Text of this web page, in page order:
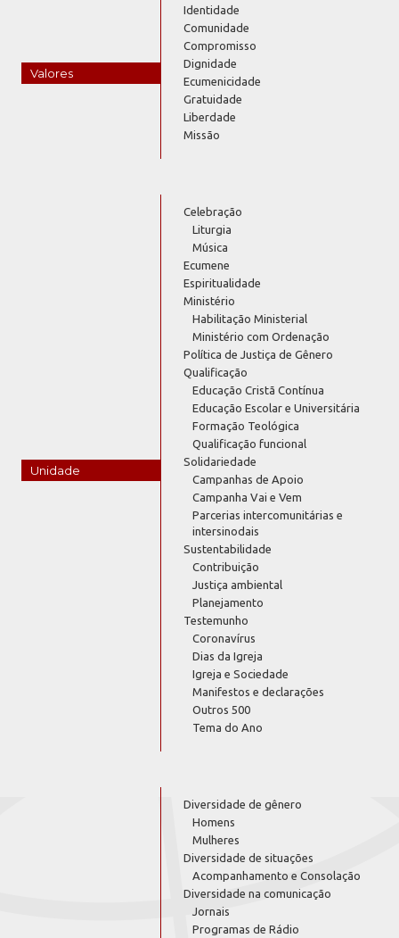
Valores
Identidade
Comunidade
Compromisso
Dignidade
Ecumenicidade
Gratuidade
Liberdade
Missão
Unidade
Celebração
Liturgia
Música
Ecumene
Espiritualidade
Ministério
Habilitação Ministerial
Ministério com Ordenação
Política de Justiça de Gênero
Qualificação
Educação Cristã Contínua
Educação Escolar e Universitária
Formação Teológica
Qualificação funcional
Solidariedade
Campanhas de Apoio
Campanha Vai e Vem
Parcerias intercomunitárias e
intersinodais
Sustentabilidade
Contribuição
Justiça ambiental
Planejamento
Testemunho
Coronavírus
Dias da Igreja
Igreja e Sociedade
Manifestos e declarações
Outros 500
Tema do Ano
Diversidade de gênero
Homens
Mulheres
Diversidade de situações
Acompanhamento e Consolação
Diversidade na comunicação
Jornais
Programas de Rádio